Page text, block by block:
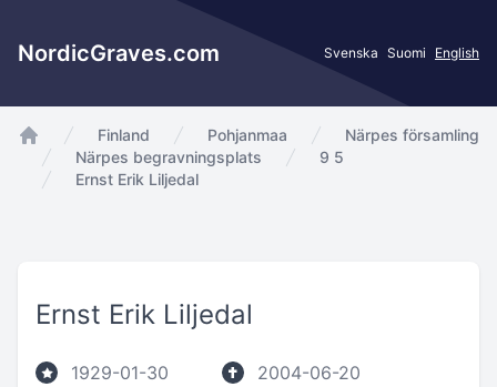
NordicGraves.com Svenska Suomi English
app.Start
Finland Pohjanmaa
Närpes församling
Närpes begravningsplats
9 5
Ernst Erik Liljedal
Ernst Erik Liljedal
1929-01-30 2004-06-20